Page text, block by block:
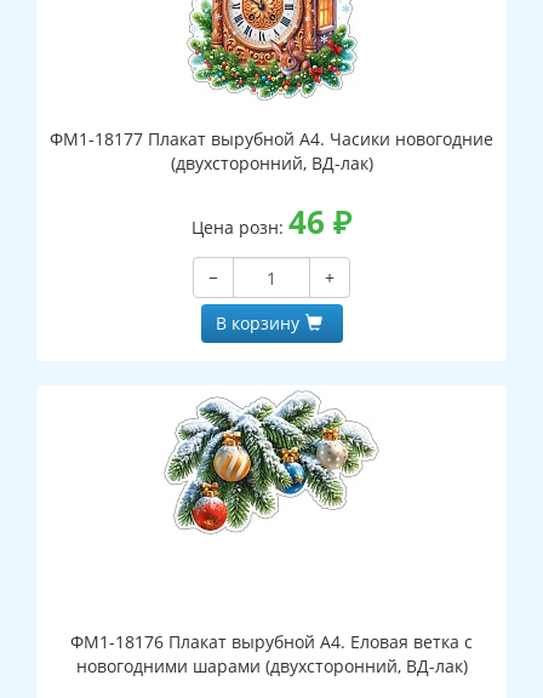
ФМ1-18177 Плакат вырубной А4. Часики новогодние
(двухсторонний, ВД-лак)
Цена розн: 46 ₽
−
+
В корзину
ФМ1-18176 Плакат вырубной А4. Еловая ветка с
новогодними шарами (двухсторонний, ВД-лак)